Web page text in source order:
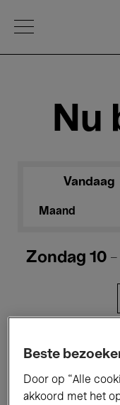
Open Menu
Nu
Vandaag
Maand
Zondag 10
Beste
Door op “Alle
akkoord met het